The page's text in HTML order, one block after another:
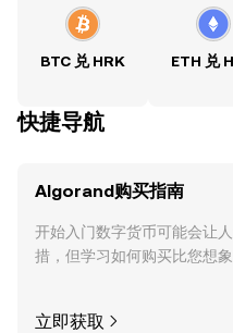
BTC 兑 HRK ETH 兑
快捷导航
Algorand购买指南
开始入门数字货币可能会让
措，但学习如何购买比您想象
立即获取